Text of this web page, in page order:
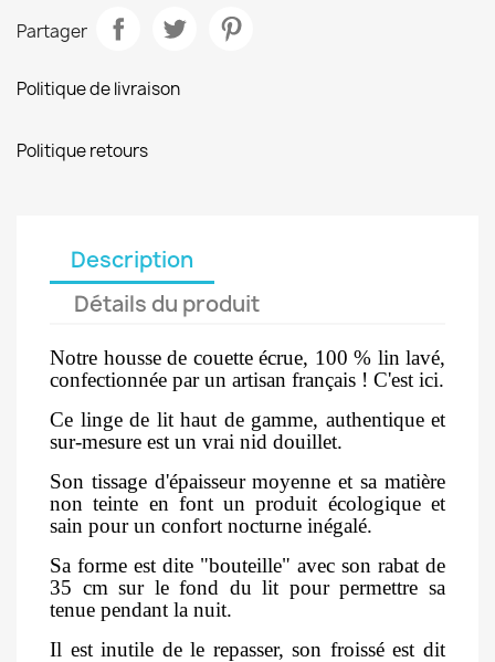
Partager
Politique de livraison
Politique retours
Description
Détails du produit
Notre housse de couette écrue, 100 % lin lavé,
confectionnée par un artisan français ! C'est ici.
Ce linge de lit haut de gamme, authentique et
sur-mesure est un vrai nid douillet.
Son tissage d'épaisseur moyenne et sa matière
non teinte en font un produit écologique et
sain pour un confort nocturne inégalé.
Sa forme est dite "bouteille" avec son rabat de
35 cm sur le fond du lit pour permettre sa
tenue pendant la nuit.
Il est inutile de le repasser, son froissé est dit